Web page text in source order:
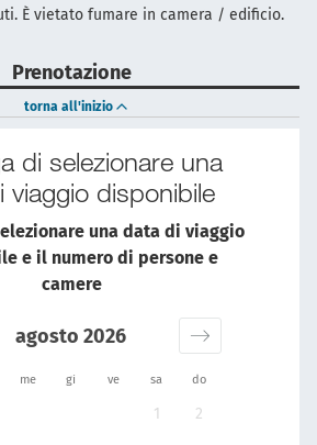
È vietato fumare in camera / edificio.
Prenotazione
torna all'inizio
di selezionare una
viaggio disponibile
una data di viaggio
e il numero di persone e
camere
me gi ve sa do
agosto 2026
1 2